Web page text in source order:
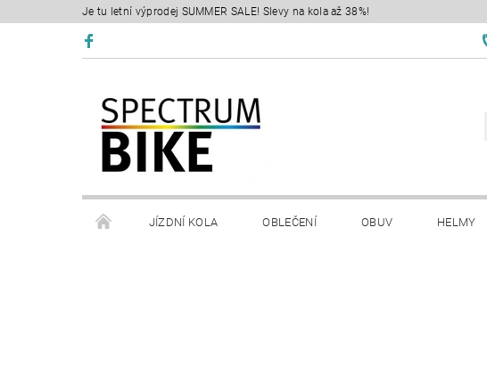
Je tu letní výprodej SUMMER SALE! Slevy na kola až 38%!
JÍZDNÍ KOLA OBLEČENÍ OBUV HELMY